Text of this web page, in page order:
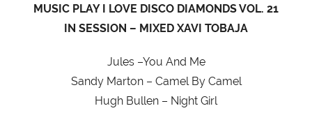
MUSIC PLAY I LOVE DISCO DIAMONDS VOL. 21
IN SESSION – MIXED XAVI TOBAJA
Jules –You And Me
Sandy Marton – Camel By Camel
Hugh Bullen – Night Girl